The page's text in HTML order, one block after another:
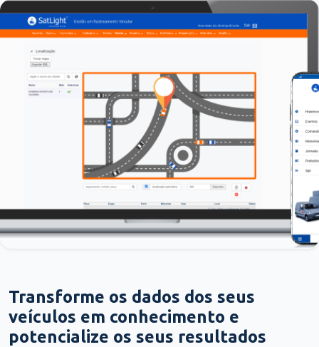
Transforme os dados dos seus
veículos em conhecimento e
potencialize os seus resultados